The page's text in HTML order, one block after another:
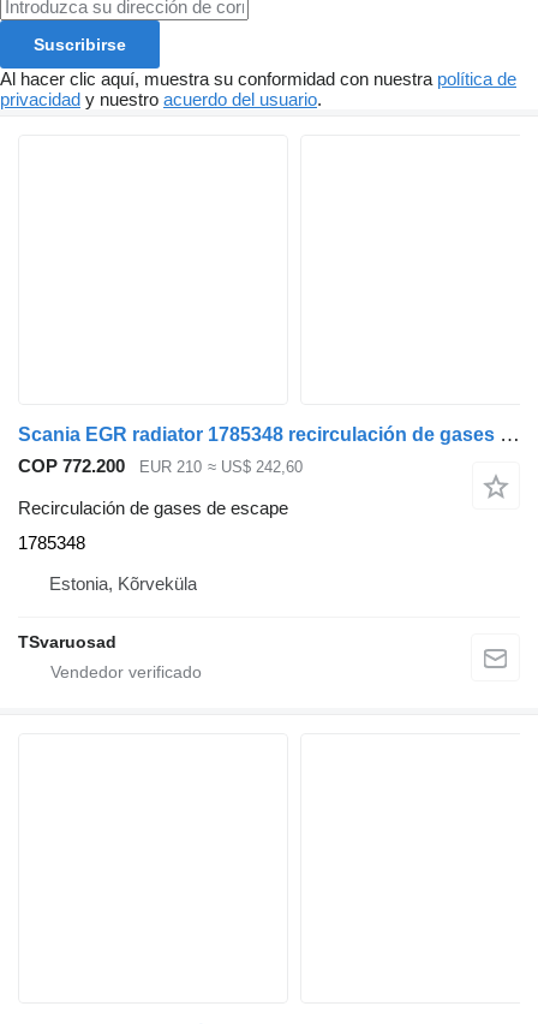
Suscribirse
Al hacer clic aquí, muestra su conformidad con nuestra política de
privacidad y nuestro acuerdo del usuario.
Scania EGR radiator 1785348 recirculación de gases de escape para Scania R440 cabeza tractora
COP 772.200 EUR 210 ≈ US$ 242,60
Recirculación de gases de escape
1785348
Estonia, Kõrveküla
TSvaruosad